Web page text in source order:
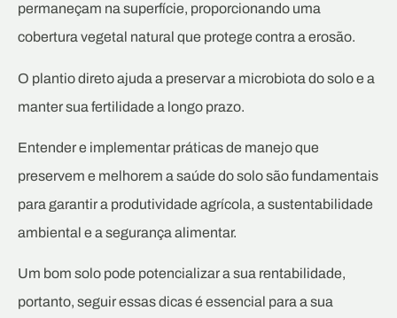
permaneçam na superfície, proporcionando uma
cobertura vegetal natural que protege contra a erosão.
O plantio direto ajuda a preservar a microbiota do solo e a
manter sua fertilidade a longo prazo.
Entender e implementar práticas de manejo que
preservem e melhorem a saúde do solo são fundamentais
para garantir a produtividade agrícola, a sustentabilidade
ambiental e a segurança alimentar.
Um bom solo pode potencializar a sua rentabilidade,
portanto, seguir essas dicas é essencial para a sua